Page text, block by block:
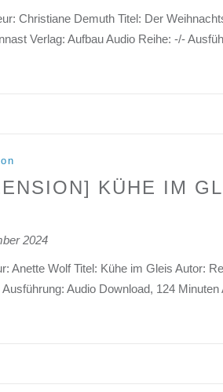
Christiane Demuth Titel: Der
Verlag: Aufbau Audio Reihe: -/-
KÜHE IM
2024
Anette Wolf Titel: Kühe im Gleis Autor:
Ausführung: Audio Download, 124